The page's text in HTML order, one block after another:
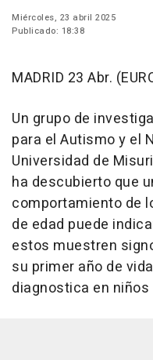
Miércoles, 23 abril 2025
Publicado: 18:38
MADRID 23 Abr.
Un grupo de
para el Autismo y el
Universidad de
ha descubierto que
comportamiento de
de edad puede
estos muestren
su primer año de
diagnostica en